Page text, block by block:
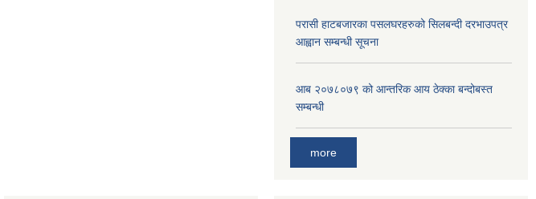
परासी हाटबजारका पसलघरहरुको सिलबन्दी दरभाउपत्र
आह्वान सम्बन्धी सूचना
आ‍ब २०७८०७९ को आन्तरिक आय ठेक्का बन्दोबस्त
सम्बन्धी
more